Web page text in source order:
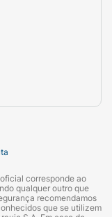
corresponde ao
qualquer outro que
recomendamos
que se utilizem